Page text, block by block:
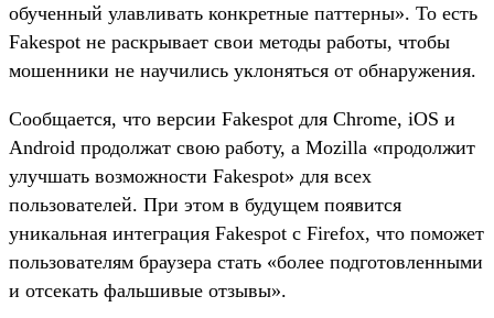
обученный улавливать конкретные паттерны». То есть
Fakespot не раскрывает свои методы работы, чтобы
мошенники не научились уклоняться от обнаружения.
Сообщается, что версии Fakespot для Chrome, iOS и
Android продолжат свою работу, а Mozilla «продолжит
улучшать возможности Fakespot» для всех
пользователей. При этом в будущем появится
уникальная интеграция Fakespot с Firefox, что поможет
пользователям браузера стать «более подготовленными
и отсекать фальшивые отзывы».